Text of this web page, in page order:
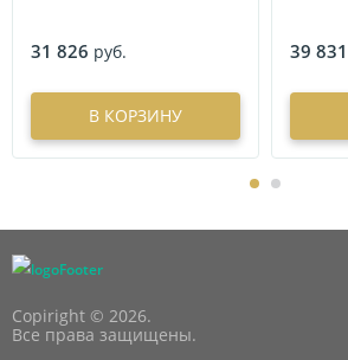
31 826 руб.
В КОРЗИНУ
39 831
Copiright © 2026.
Все права защищены.